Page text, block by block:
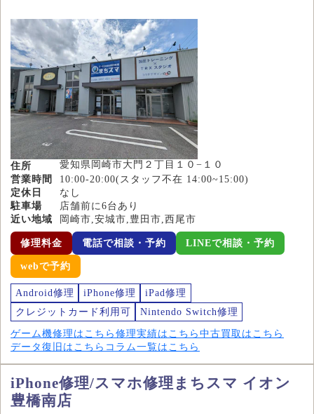
住所
愛知県岡崎市大門２丁目１０−１０
営業時間
10:00-20:00(スタッフ不在 14:00~15:00)
定休日
なし
駐車場
店舗前に6台あり
近い地域
岡崎市,安城市,豊田市,西尾市
修理料金 電話で相談・予約 LINEで相談・予約
webで予約
Android修理 iPhone修理
iPad修理
クレジットカード利用可
Nintendo Switch修理
ゲーム機修理はこちら 修理実績はこちら 中古買取はこちら
データ復旧はこちら コラム一覧はこちら
iPhone修理/スマホ修理まちスマ イオン
豊橋南店